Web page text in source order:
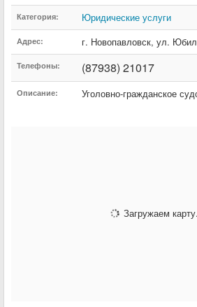
Категория: Юридические услуги
Адрес: г. Новопавловск, ул.
Телефоны: (87938) 21017
Описание: Уголовно-гражданское
Загружаем